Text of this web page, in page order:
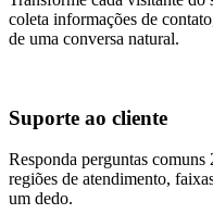
coleta informações de
de uma conversa natural.
Suporte ao cliente
Responda perguntas
regiões de atendimento,
um dedo.